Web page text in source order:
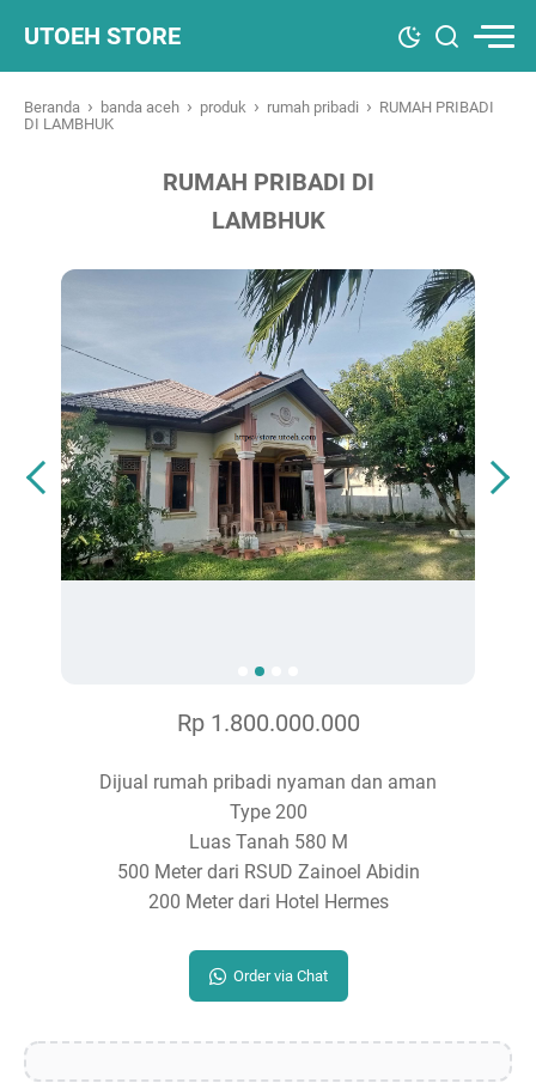
UTOEH STORE
Beranda › banda aceh › produk › rumah pribadi › RUMAH PRIBADI
DI LAMBHUK
RUMAH PRIBADI DI
LAMBHUK
Rp 1.800.000.000
Dijual rumah pribadi nyaman dan aman
Type 200
Luas Tanah 580 M
500 Meter dari RSUD Zainoel Abidin
200 Meter dari Hotel Hermes
Order via Chat